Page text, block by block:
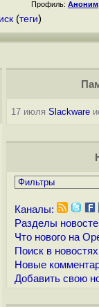
Профиль: Аноним
(теги)
17 июля Slackware
Каналы:
Разделы
Что нового на
Поиск в новостях
Новые
Добавить свою